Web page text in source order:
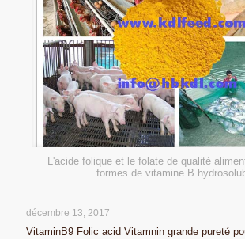
L'acide folique et le folate de qualité
formes de vitamine B
décembre 13, 2017
VitaminB9 Folic acid Vitamnin grande pureté